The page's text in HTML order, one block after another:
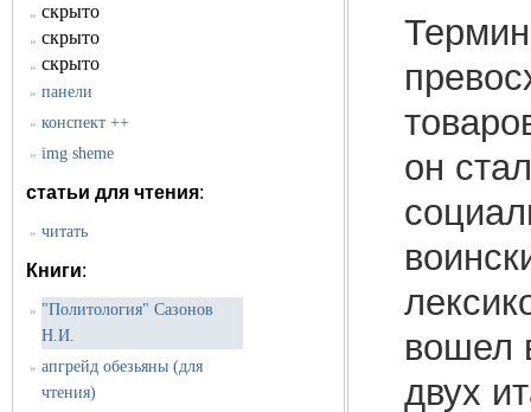
» скрыто
» скрыто
» скрыто
» панели
» конспект ++
» img sheme
статьи для чтения:
» читать
Книги:
» "Политология" Сазонов
Н.И.
» апгрейд обезьяны (для
чтения)
он
вошел
двух